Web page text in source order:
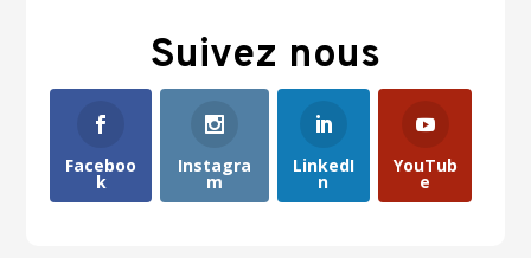
Suivez nous
Faceboo
k
Instagra
m
LinkedI
n
YouTub
e